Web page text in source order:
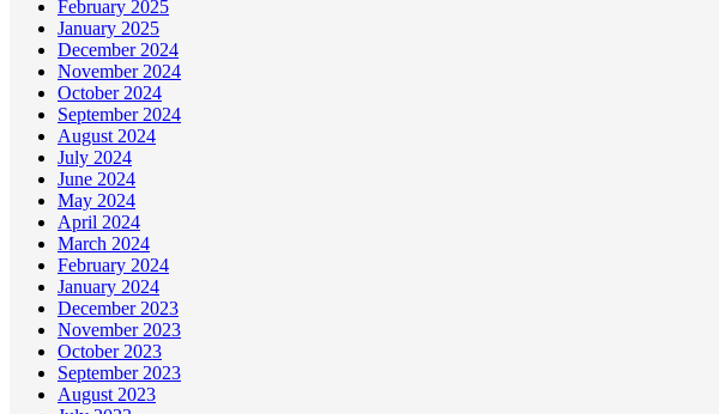
February 2025
January 2025
December 2024
November 2024
October 2024
September 2024
August 2024
July 2024
June 2024
May 2024
April 2024
March 2024
February 2024
January 2024
December 2023
November 2023
October 2023
September 2023
August 2023